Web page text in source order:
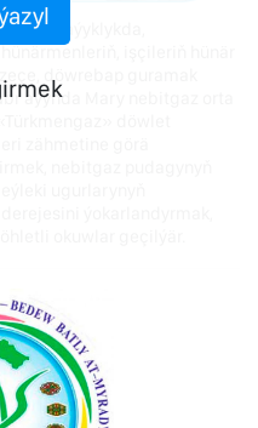
laýyklykda,
işçileriň hünär
döwrebap guramak
aýynda Mary nebitgaz orta